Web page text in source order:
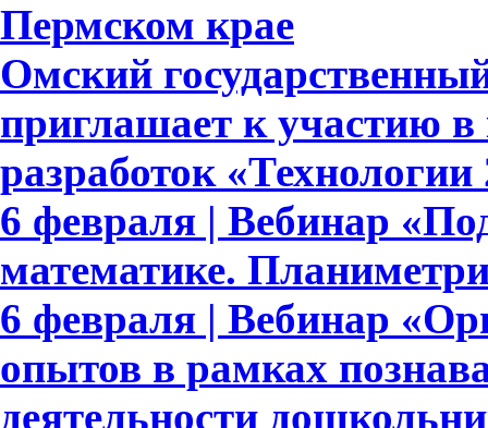
Пермском крае
Омский
приглашает к участию в
разработок
6 февраля | Вебинар
математике.
6 февраля | Вебинар
опытов в рамках
деятельности